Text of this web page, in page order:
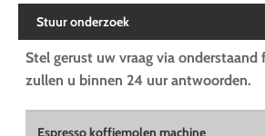
Stuur onderzoek
Stel gerust uw vraag via onderstaand
zullen u binnen 24 uur antwoorden.